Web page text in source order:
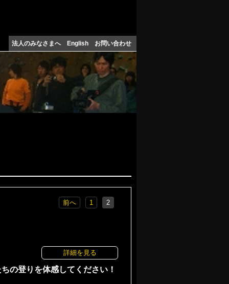
法人のみなさまへ English お問い合わせ
前へ 1 2
詳細を見る
の登りを体感してください！